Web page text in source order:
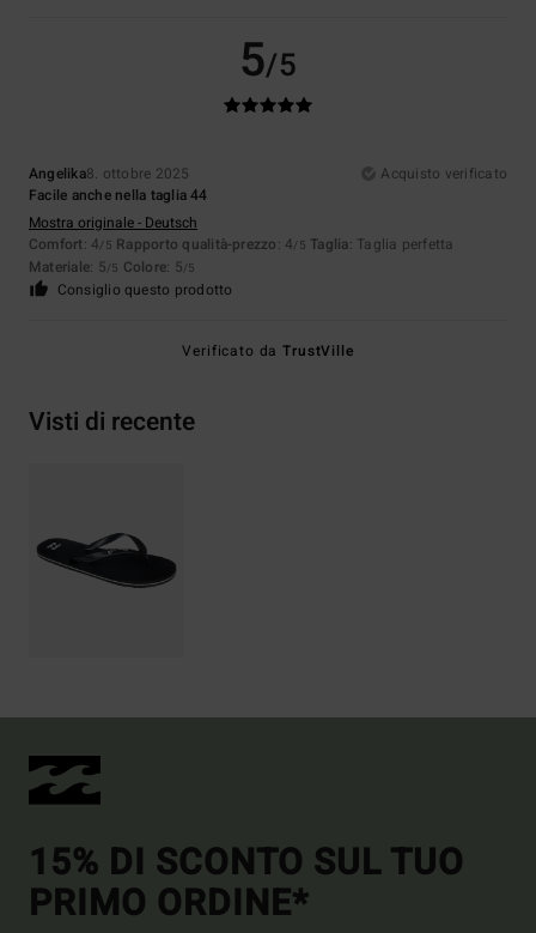
5/5
Angelika8. ottobre 2025
Acquisto verificato
Facile anche nella taglia 44
Mostra originale - Deutsch
Comfort: 4/5 Rapporto qualità-prezzo: 4/5 Taglia: Taglia perfetta
Materiale: 5/5 Colore: 5/5
Consiglio questo prodotto
Verificato daTrustVille
Visti di recente
15% DI SCONTO SUL TUO
PRIMO ORDINE*